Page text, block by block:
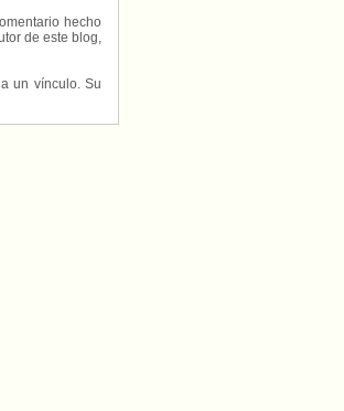
hecho
de este blog,
un vínculo. Su